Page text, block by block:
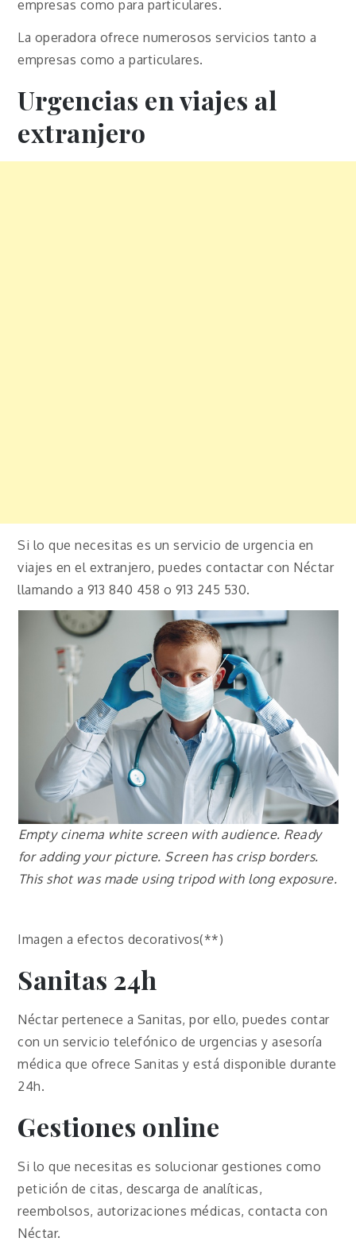
empresas como para particulares.
La operadora ofrece numerosos servicios tanto a
empresas como a particulares.
Urgencias en viajes al
extranjero
Si lo que necesitas es un servicio de urgencia en
viajes en el extranjero, puedes contactar con Néctar
llamando a 913 840 458 o 913 245 530.
Empty cinema white screen with audience. Ready
for adding your picture. Screen has crisp borders.
This shot was made using tripod with long exposure.
Imagen a efectos decorativos(**)
Sanitas 24h
Néctar pertenece a Sanitas, por ello, puedes contar
con un servicio telefónico de urgencias y asesoría
médica que ofrece Sanitas y está disponible durante
24h.
Gestiones online
Si lo que necesitas es solucionar gestiones como
petición de citas, descarga de analíticas,
reembolsos, autorizaciones médicas, contacta con
Néctar.